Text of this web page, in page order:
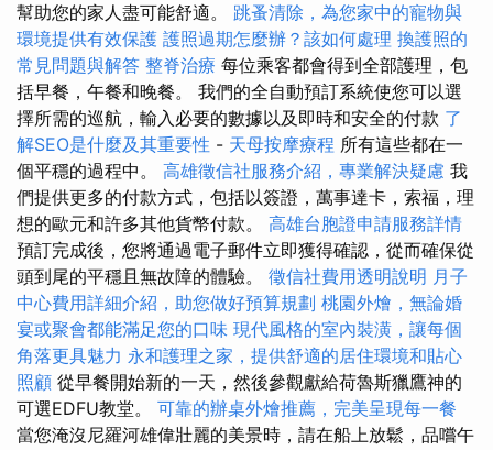
幫助您的家人盡可能舒適。 跳蚤清除，為您家中的寵物與
環境提供有效保護 護照過期怎麼辦？該如何處理 換護照的
常見問題與解答 整脊治療 每位乘客都會得到全部護理，包
括早餐，午餐和晚餐。 我們的全自動預訂系統使您可以選
擇所需的巡航，輸入必要的數據以及即時和安全的付款 了
解SEO是什麼及其重要性 - 天母按摩療程 所有這些都在一
個平穩的過程中。 高雄徵信社服務介紹，專業解決疑慮 我
們提供更多的付款方式，包括以簽證，萬事達卡，索福，理
想的歐元和許多其他貨幣付款。 高雄台胞證申請服務詳情
預訂完成後，您將通過電子郵件立即獲得確認，從而確保從
頭到尾的平穩且無故障的體驗。 徵信社費用透明說明 月子
中心費用詳細介紹，助您做好預算規劃 桃園外燴，無論婚
宴或聚會都能滿足您的口味 現代風格的室內裝潢，讓每個
角落更具魅力 永和護理之家，提供舒適的居住環境和貼心
照顧 從早餐開始新的一天，然後參觀獻給荷魯斯獵鷹神的
可選EDFU教堂。 可靠的辦桌外燴推薦，完美呈現每一餐
當您淹沒尼羅河雄偉壯麗的美景時，請在船上放鬆，品嚐午